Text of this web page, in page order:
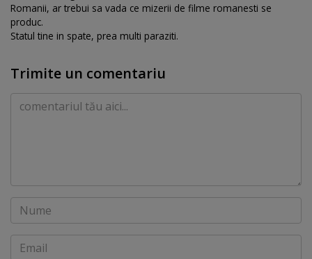
Romanii, ar trebui sa vada ce mizerii de filme romanesti se
produc.
Statul tine in spate, prea multi paraziti.
Trimite un comentariu
Comentariu
Nume
Email